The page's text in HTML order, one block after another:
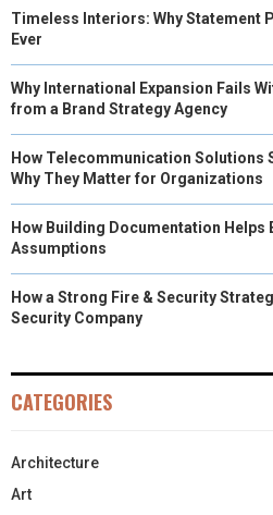
Timeless Interiors: Why Statement
Ever
Why International Expansion Fails
from a Brand Strategy Agency
How Telecommunication Solutions
Why They Matter for Organizations
How Building Documentation Helps
Assumptions
How a Strong Fire & Security
Security Company
CATEGORIES
Architecture
Art